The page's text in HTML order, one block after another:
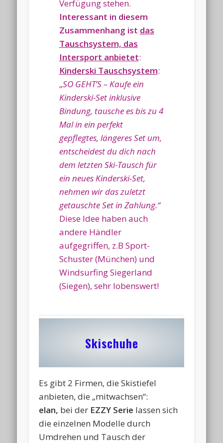
Verfügung stehen.
Interessant in diesem
Zusammenhang ist das
Tauschsystem, das
Intersport anbietet:
Kinderski Tauschsystem:
„SO GEHT’S – Kaufe ein
Kinderski-Set inklusive
Bindung, tausche es bis zu 4
Mal in ein perfekt
gepflegtes, längeres Set um,
entscheidest du dich nach
dem letzten Ski-Tausch für
ein neues Kinderski-Set,
nehmen wir das zuletzt
getauschte Set in Zahlung.“
Diese Idee haben auch
andere Händler
aufgegriffen, z.B Sport-
Schuster (München) und
Windsurfing Siegerland
(Siegen), sehr lobenswert!
Skischuhe
Es gibt 2 Firmen, die Skistiefel
anbieten, die „mitwachsen“:
elan, bei der EZZY Serie lassen sich
die einzelnen Modelle durch
Umdrehen und Tausch der